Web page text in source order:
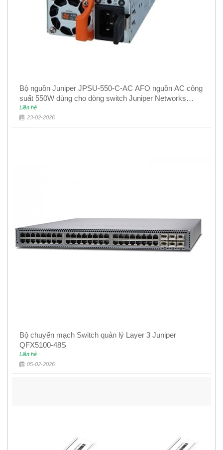
Bộ nguồn Juniper JPSU-550-C-AC AFO nguồn AC công
suất 550W dùng cho dòng switch Juniper Networks
EX4400
Liên hệ
23-02-2026
Bộ chuyển mạch Switch quản lý Layer 3 Juniper
QFX5100-48S
Liên hệ
05-02-2026